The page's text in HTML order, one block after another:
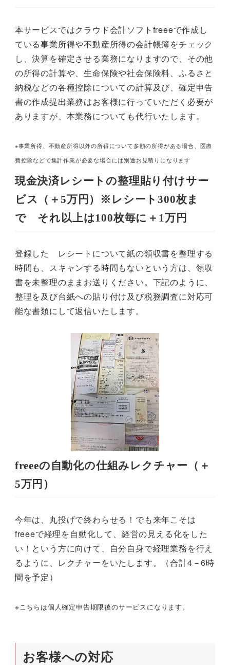
本サービスではクラウド会計ソフトfreeeで作成し
ている事業所得や不動産所得の会計帳簿をチェック
し、決算を確定させる業務になりますので、その他
の所得の計算や、生命保険や社会保険料、ふるさと
納税などの各種控除についての計算及び、確定申告
書の作成提出業務はお客様に行っていただく必要が
ありますが、本業務についても代行いたします。
※事業所得、不動産所得以外の所得について多額の所得がある場合、医療
費控除などで集計作業が必要な場合には別途お見積りになります
現金決済レシートの整理貼り付けサー
ビス（＋5万円）※レシート300枚ま
で それ以上は100枚毎に＋1万円
登録した レシートについて紙の領収書を整理する
時間も、スキャンする時間もないという方は、領収
書を未整理のままお送りください。下記のように、
整理を及び台紙への貼り付け及び税務調査に対応可
能な書類にして返信いたします。
freeeの自動化の仕組みレクチャー（＋
5万円）
今年は、丸投げで終わらせる！でも来年こそは
freeeで経理を自動化して、経営の見える化をした
い！という方に向けて、自分自身で経理業務を行え
るように、レクチャーをいたします。（合計4－6時
間を予定）
※こちらは個人確定申告期限後のサービスになります。
お客様への対応